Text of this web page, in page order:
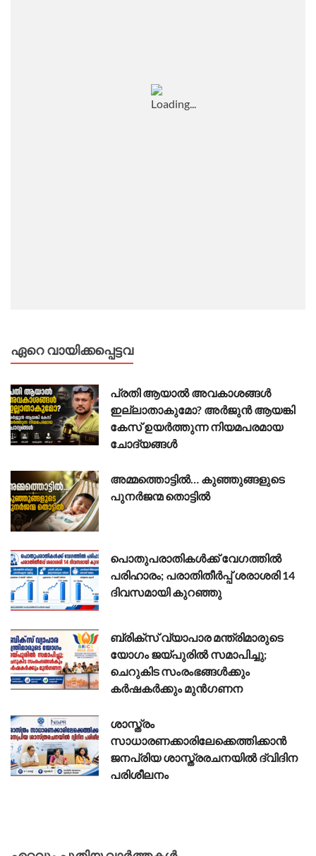
ഏറെ വായിക്കപ്പെട്ടവ
പ്രതി ആയാൽ അവകാശങ്ങൾ
ഇല്ലാതാകുമോ? അർജുൻ ആയങ്കി
കേസ് ഉയർത്തുന്ന നിയമപരമായ
ചോദ്യങ്ങൾ
അമ്മത്തൊട്ടിൽ… കുഞ്ഞുങ്ങളുടെ
പുനർജന്മ തൊട്ടിൽ
പൊതുപരാതികൾക്ക് വേഗത്തിൽ
പരിഹാരം; പരാതിതീർപ്പ് ശരാശരി 14
ദിവസമായി കുറഞ്ഞു
ബ്രിക്സ് വ്യാപാര മന്ത്രിമാരുടെ
യോഗം ജയ്പുരിൽ സമാപിച്ചു;
ചെറുകിട സംരംഭങ്ങൾക്കും
കർഷകർക്കും മുൻഗണന
ശാസ്ത്രം
സാധാരണക്കാരിലേക്കെത്തിക്കാൻ
ജനപ്രിയ ശാസ്ത്രരചനയിൽ ദ്വിദിന
പരിശീലനം